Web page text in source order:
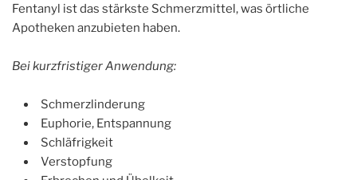
Fentanyl ist das stärkste Schmerzmittel, was örtliche
Apotheken anzubieten haben.
Bei kurzfristiger Anwendung:
Schmerzlinderung
Euphorie, Entspannung
Schläfrigkeit
Verstopfung